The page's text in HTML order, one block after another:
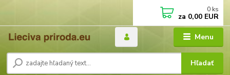
Menu
Hľadať
0 ks
za 0,00 EUR